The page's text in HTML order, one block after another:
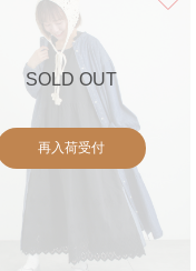
SOLD OUT
再入荷受付